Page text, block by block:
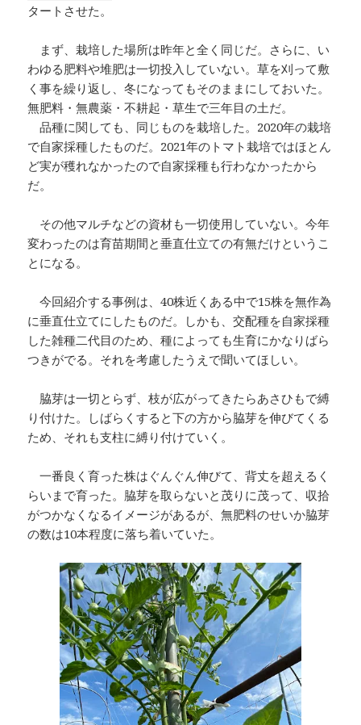
タートさせた。
まず、栽培した場所は昨年と全く同じだ。さらに、い
わゆる肥料や堆肥は一切投入していない。草を刈って敷
く事を繰り返し、冬になってもそのままにしておいた。
無肥料・無農薬・不耕起・草生で三年目の土だ。
品種に関しても、同じものを栽培した。2020年の栽培
で自家採種したものだ。2021年のトマト栽培ではほとん
ど実が穫れなかったので自家採種も行わなかったから
だ。
その他マルチなどの資材も一切使用していない。今年
変わったのは育苗期間と垂直仕立ての有無だけというこ
とになる。
今回紹介する事例は、40株近くある中で15株を無作為
に垂直仕立てにしたものだ。しかも、交配種を自家採種
した雑種二代目のため、種によっても生育にかなりばら
つきがでる。それを考慮したうえで聞いてほしい。
脇芽は一切とらず、枝が広がってきたらあさひもで縛
り付けた。しばらくすると下の方から脇芽を伸びてくる
ため、それも支柱に縛り付けていく。
一番良く育った株はぐんぐん伸びて、背丈を超えるく
らいまで育った。脇芽を取らないと茂りに茂って、収拾
がつかなくなるイメージがあるが、無肥料のせいか脇芽
の数は10本程度に落ち着いていた。